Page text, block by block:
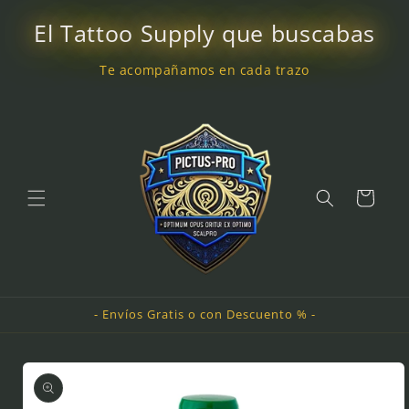
directamente
al contenido
El Tattoo Supply que buscabas
Te acompañamos en cada trazo
Carrito
- Envíos Gratis o con Descuento % -
directamente
información